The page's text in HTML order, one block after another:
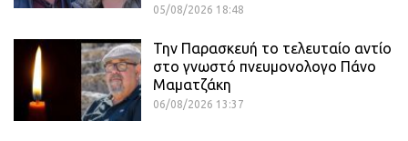
05/08/2026 18:48
Την Παρασκευή το τελευταίο αντίο
στο γνωστό πνευμονολογο Πάνο
Μαματζάκη
06/08/2026 13:37